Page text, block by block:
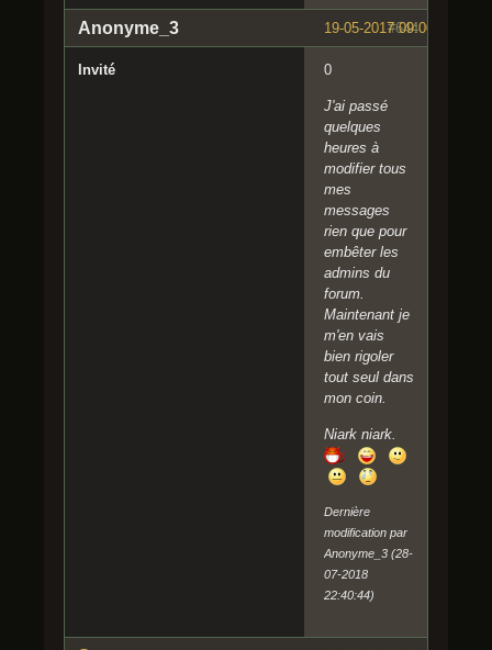
#644
19-05-2017 09:00:34
Anonyme_3
Invité 0
J'ai passé
quelques
heures à
modifier tous
mes
messages
rien que pour
embêter les
admins du
forum.
Maintenant je
m'en vais
bien rigoler
tout seul dans
mon coin.
Niark niark.
Dernière
modification par
Anonyme_3 (28-
07-2018
22:40:44)